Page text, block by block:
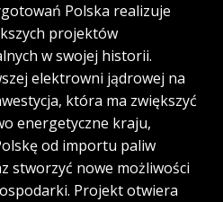
Polska realizuje
projektów
w swojej historii.
elektrowni jądrowej na
która ma zwiększyć
energetyczne kraju,
od importu paliw
stworzyć nowe możliwości
Projekt otwiera